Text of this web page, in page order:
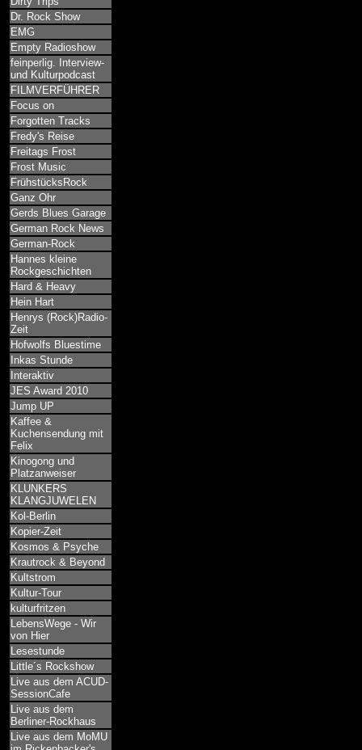
Dr. Rock Show
EMG
Empty Radioshow
feinperlig. Interview-
und Kulturpodcast
FILMVERFÜHRER
Focus on
Forgotten Tracks
Fredy's Reise
Freitags Frost
Frost Music
FrühstücksRock
Ganz Ohr
Gerds Blues Garage
German Rock News
German-Rock
Hannes kleine
Rockgeschichten
Hard & Heavy
Hein Hart
Henrys (Rock)Radio-
Zeit
Hofwolfs Bluestime
Inkas Stunde
Interaktiv
JES Award 2010
Jump UP
Kaffee &
Kuchensendung mit
Felix
Kinogong und
Platzanweiser
KLUNKERS
KLANGJUWELEN
Kol-Berlin
Kopier-Zeit
Kosmos & Psyche
Krautrock & Beyond
Kultstrom
Kultur-Tour
kulturfritzen
LebensWege - Wir
von Hier
Lesestunde
Little´s Rockshow
Live aus dem ACUD-
SessionCafe
Live aus dem
Berliner-Rockhaus
Live aus dem MoMU